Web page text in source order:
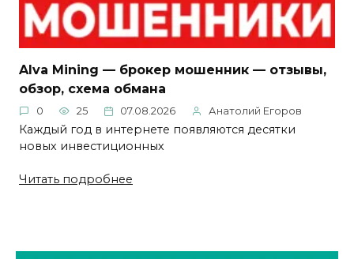
Alva Mining — брокер мошенник — отзывы,
обзор, схема обмана
0 25 07.08.2026 Анатолий Егоров
Каждый год в интернете появляются десятки
новых инвестиционных
Читать подробнее